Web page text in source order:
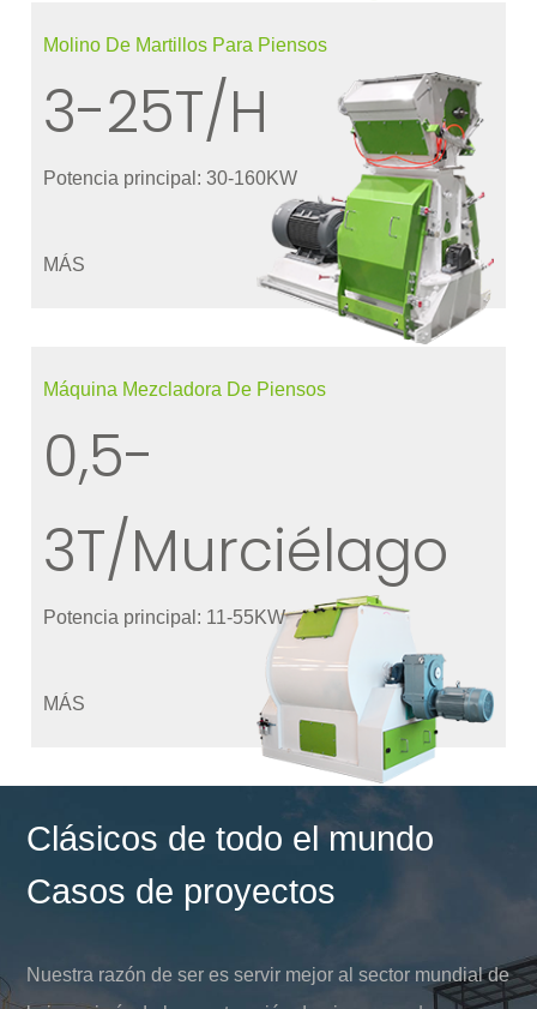
Molino De Martillos Para Piensos
3-25T/H
Potencia principal: 30-160KW
MÁS
Máquina Mezcladora De Piensos
0,5-
3T/Murciélago
Potencia principal: 11-55KW
MÁS
Clásicos de todo el mundo
Casos de proyectos
Nuestra razón de ser es servir mejor al sector mundial de